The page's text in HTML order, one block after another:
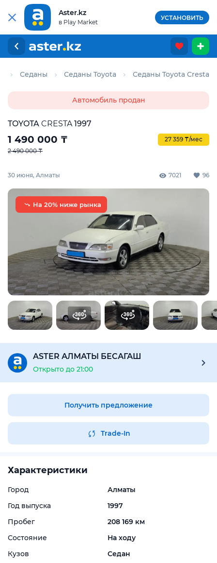
Aster.kz
в Play Market
УСТАНОВИТЬ
Седаны Седаны Toyota Седаны Toyota Cresta
Автомобиль продан
TOYOTA CRESTA1997
1 490 000 ₸
27 359 ₸/мес
2 490 000 ₸
30 июня, Алматы 7021 96
На 20% ниже рынка
Для этого авто доступен отчёт Aster Check
Предоставим подробную информацию об автомобиле:
техническое состояние, пробег, история осмотров,
юридическая проверка по базам РК и РФ
Купить отчёт за 1000₸
ASTER АЛМАТЫ БЕСАГАШ
Открыто до 21:00
Получить предложение
Trade-In
Характеристики
Город
Алматы
Год выпуска
1997
Пробег
208 169 км
Состояние
На ходу
Кузов
Седан